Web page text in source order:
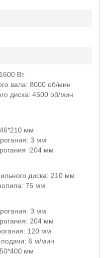
Вт
вала: 8000 об/мин
диска: 4500 об/мин
мм
3 мм
:204 мм
диска: 210 мм
75 мм
3 мм
204 мм
120 мм
подачи: 6 м/мин
мм